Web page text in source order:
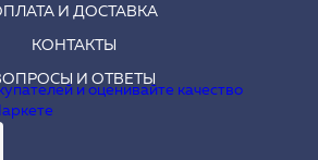
И ДОСТАВКА
КОНТАКТЫ
И ОТВЕТЫ